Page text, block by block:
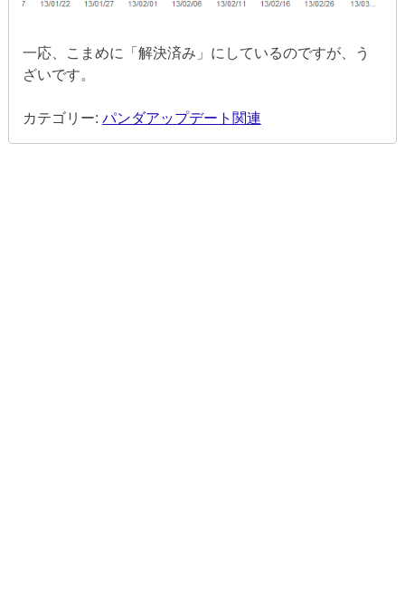
一応、こまめに「解決済み」にしているのですが、う
ざいです。
カテゴリー: パンダアップデート関連